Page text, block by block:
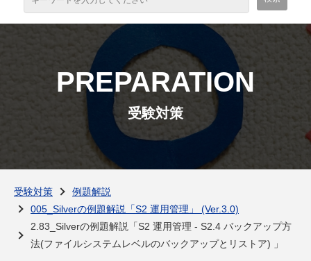
試験概要
資格取得のメリット
受験対策
PREPARATION
受験対策
受験対策
例題解説
005_Silverの例題解説「S2 運用管理」 (Ver.3.0)
2.83_Silverの例題解説「S2 運用管理 - S2.4 バックアップ方
法(ファイルシステムレベルのバックアップとリストア) 」